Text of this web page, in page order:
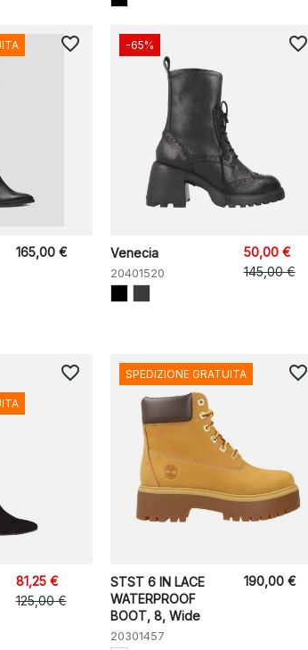
165,00 €
favorite_border
Venecia
20401520
50,00 €
145,00 €
-65% favorite_border
81,25 €
125,00 €
favorite_border
STST 6 IN LACE
WATERPROOF
BOOT, 8, Wide
20301457
190,00 €
SPEDIZIONE GRATUITA favorite_border